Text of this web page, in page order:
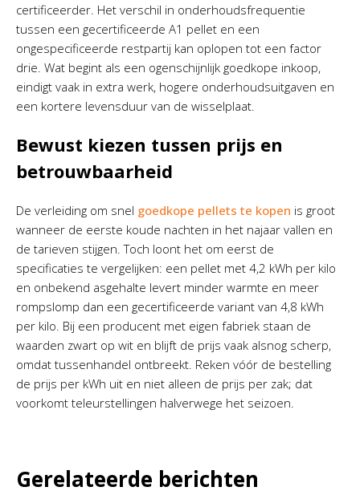
certificeerder. Het verschil in onderhoudsfrequentie
tussen een gecertificeerde A1 pellet en een
ongespecificeerde restpartij kan oplopen tot een factor
drie. Wat begint als een ogenschijnlijk goedkope inkoop,
eindigt vaak in extra werk, hogere onderhoudsuitgaven en
een kortere levensduur van de wisselplaat.
Bewust kiezen tussen prijs en
betrouwbaarheid
De verleiding om snel goedkope pellets te kopen is groot
wanneer de eerste koude nachten in het najaar vallen en
de tarieven stijgen. Toch loont het om eerst de
specificaties te vergelijken: een pellet met 4,2 kWh per kilo
en onbekend asgehalte levert minder warmte en meer
rompslomp dan een gecertificeerde variant van 4,8 kWh
per kilo. Bij een producent met eigen fabriek staan de
waarden zwart op wit en blijft de prijs vaak alsnog scherp,
omdat tussenhandel ontbreekt. Reken vóór de bestelling
de prijs per kWh uit en niet alleen de prijs per zak; dat
voorkomt teleurstellingen halverwege het seizoen.
Gerelateerde berichten